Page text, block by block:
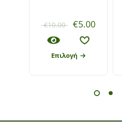
€10.00 €5.00
Επιλογή